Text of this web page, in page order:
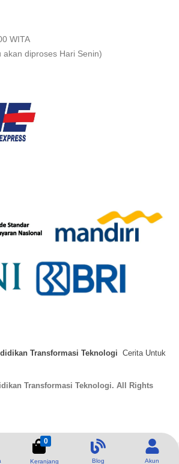
WITA
akan diproses Hari Senin)
Transformasi Teknologi Cerita Untuk
Transformasi Teknologi. All Rights
0
Keranjang Blog Akun